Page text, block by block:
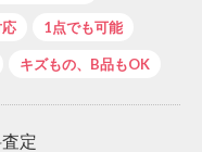
1点でも可能
キズもの、B品もOK
定